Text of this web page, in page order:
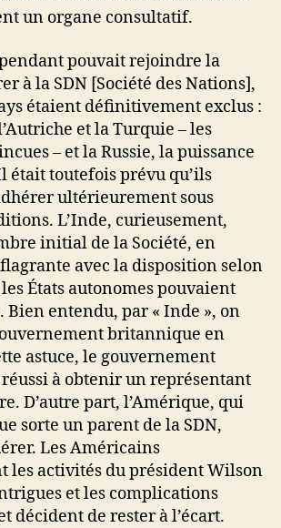
un organe consultatif.
pouvait rejoindre la
à la SDN [Société des Nations],
étaient définitivement exclus :
et la Turquie – les
– et la Russie, la puissance
était toutefois prévu qu’ils
ultérieurement sous
L’Inde, curieusement,
initial de la Société, en
avec la disposition selon
États autonomes pouvaient
Bien entendu, par « Inde », on
britannique en
astuce, le gouvernement
à obtenir un représentant
D’autre part, l’Amérique, qui
sorte un parent de la SDN,
Les Américains
les activités du président Wilson
et les complications
décident de rester à l’écart.